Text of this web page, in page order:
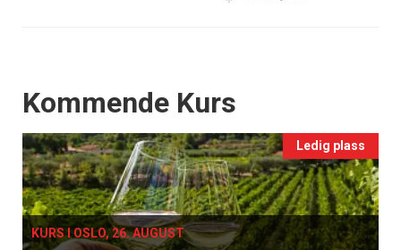
Events
Kommende Kurs
Ledig plass
KURS I OSLO, 26. AUGUST